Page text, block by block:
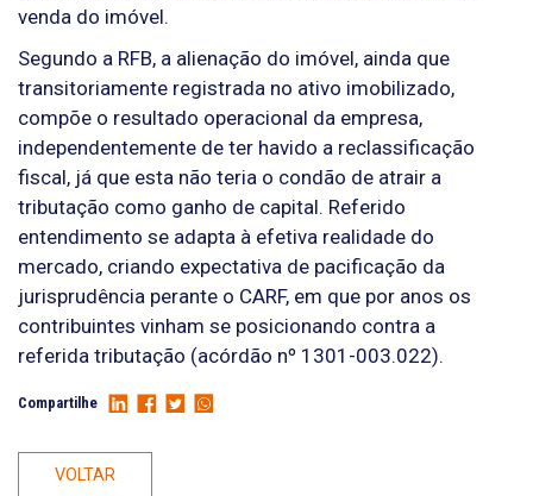
venda do imóvel.
Segundo a RFB, a alienação do imóvel, ainda que
transitoriamente registrada no ativo imobilizado,
compõe o resultado operacional da empresa,
independentemente de ter havido a reclassificação
fiscal, já que esta não teria o condão de atrair a
tributação como ganho de capital. Referido
entendimento se adapta à efetiva realidade do
mercado, criando expectativa de pacificação da
jurisprudência perante o CARF, em que por anos os
contribuintes vinham se posicionando contra a
referida tributação (acórdão nº 1301-003.022).
Compartilhe
VOLTAR